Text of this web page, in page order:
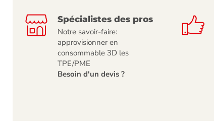
Spécialistes des pros
Notre savoir-faire:
approvisionner en
consommable 3D les
TPE/PME
Besoin d'un devis ?